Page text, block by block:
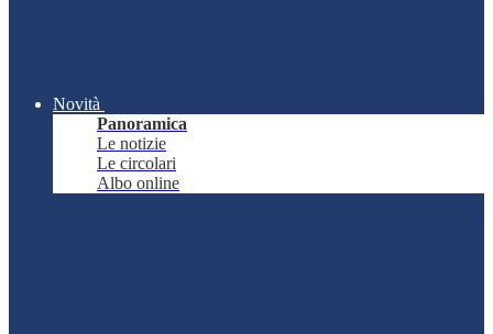
Novità
Panoramica
Le notizie
Le circolari
Albo online